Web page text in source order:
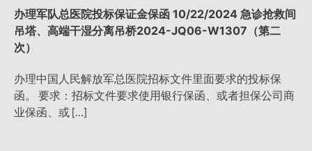
办理军队总医院投标保证金保函 10/22/2024 急诊抢救间
吊塔、高端干湿分离吊桥2024-JQ06-W1307（第二
次）
办理中国人民解放军总医院招标文件里面要求的投标保
函。 要求：招标文件要求使用银行保函、或者担保公司商
业保函、或 […]